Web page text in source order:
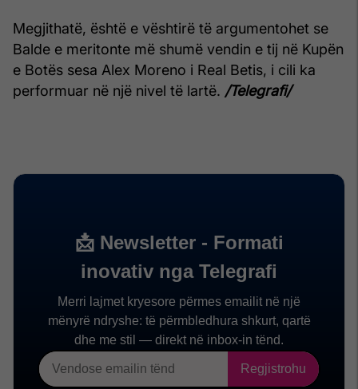
Megjithatë, është e vështirë të argumentohet se
Balde e meritonte më shumë vendin e tij në Kupën
e Botës sesa Alex Moreno i Real Betis, i cili ka
performuar në një nivel të lartë. /Telegrafi/